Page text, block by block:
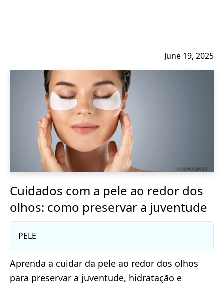
June 19, 2025
Cuidados com a pele ao redor dos
olhos: como preservar a juventude
PELE
Aprenda a cuidar da pele ao redor dos olhos
para preservar a juventude, hidratação e